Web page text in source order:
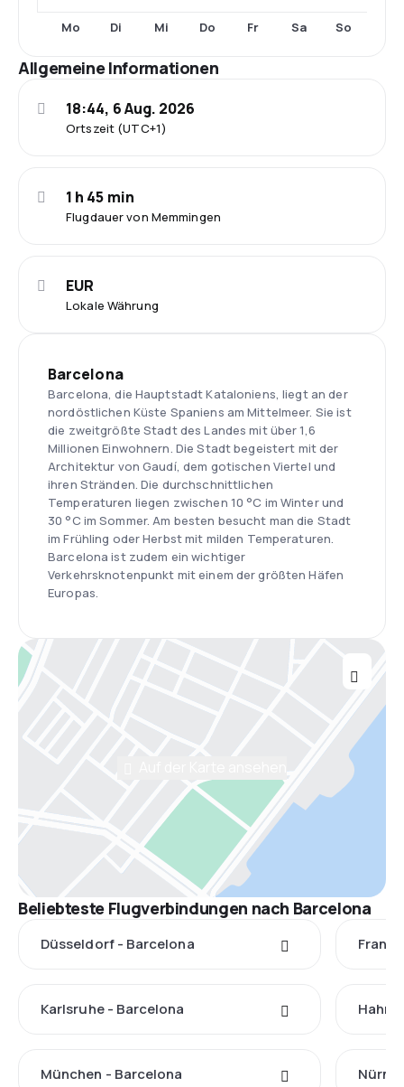
Mo Di Mi Do Fr Sa So
Allgemeine Informationen
Ortszeit (UTC+1)
18:44, 6 Aug. 2026
Flugdauer von Memmingen
1 h 45 min
Lokale Währung
EUR
Barcelona
Barcelona, die Hauptstadt Kataloniens, liegt an der
nordöstlichen Küste Spaniens am Mittelmeer. Sie ist
die zweitgrößte Stadt des Landes mit über 1,6
Millionen Einwohnern. Die Stadt begeistert mit der
Architektur von Gaudí, dem gotischen Viertel und
ihren Stränden. Die durchschnittlichen
Temperaturen liegen zwischen 10 °C im Winter und
30 °C im Sommer. Am besten besucht man die Stadt
im Frühling oder Herbst mit milden Temperaturen.
Barcelona ist zudem ein wichtiger
Verkehrsknotenpunkt mit einem der größten Häfen
Europas.
Beliebteste Flugverbindungen nach Barcelona
Düsseldorf - Barcelona
Karlsruhe - Barcelona Hahn
München - Barcelona